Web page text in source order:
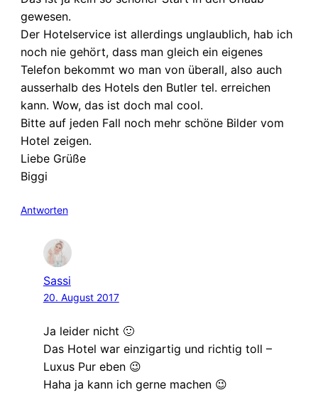
gewesen.
Der Hotelservice ist allerdings unglaublich, hab ich
noch nie gehört, dass man gleich ein eigenes
Telefon bekommt wo man von überall, also auch
ausserhalb des Hotels den Butler tel. erreichen
kann. Wow, das ist doch mal cool.
Bitte auf jeden Fall noch mehr schöne Bilder vom
Hotel zeigen.
Liebe Grüße
Biggi
Antworten
Sassi
20. August 2017
Ja leider nicht 🙂
Das Hotel war einzigartig und richtig toll –
Luxus Pur eben 😉
Haha ja kann ich gerne machen 😉